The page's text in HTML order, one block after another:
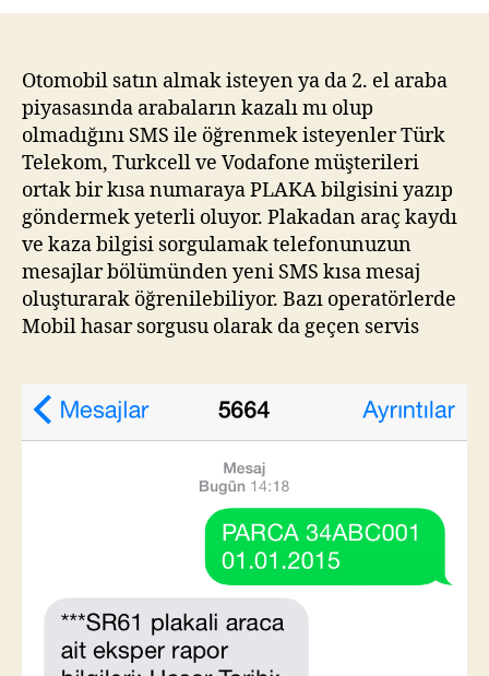
Otomobil satın almak isteyen ya da 2. el araba
piyasasında arabaların kazalı mı olup
olmadığını SMS ile öğrenmek isteyenler Türk
Telekom, Turkcell ve Vodafone müşterileri
ortak bir kısa numaraya PLAKA bilgisini yazıp
göndermek yeterli oluyor. Plakadan araç kaydı
ve kaza bilgisi sorgulamak telefonunuzun
mesajlar bölümünden yeni SMS kısa mesaj
oluşturarak öğrenilebiliyor. Bazı operatörlerde
Mobil hasar sorgusu olarak da geçen servis